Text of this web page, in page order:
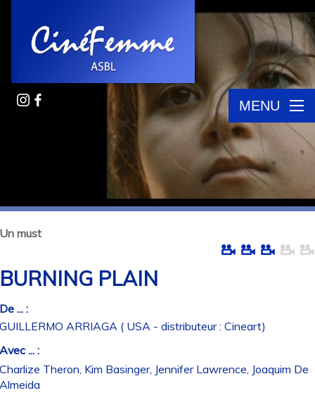
MENU
must
PLAIN
... :
ARRIAGA ( USA - distributeur : Cineart)
... :
Theron, Kim Basinger, Jennifer Lawrence, Joaquim De